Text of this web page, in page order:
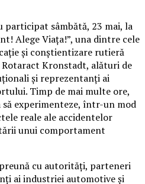
participat sâmbătă, 23 mai, la
Alege Viața!”, una dintre cele
și conștientizare rutieră
Kronstadt, alături de
și reprezentanți ai
Timp de mai multe ore,
experimenteze, într-un mod
reale ale accidentelor
unui comportament
cu autorități, parteneri
ai industriei automotive și